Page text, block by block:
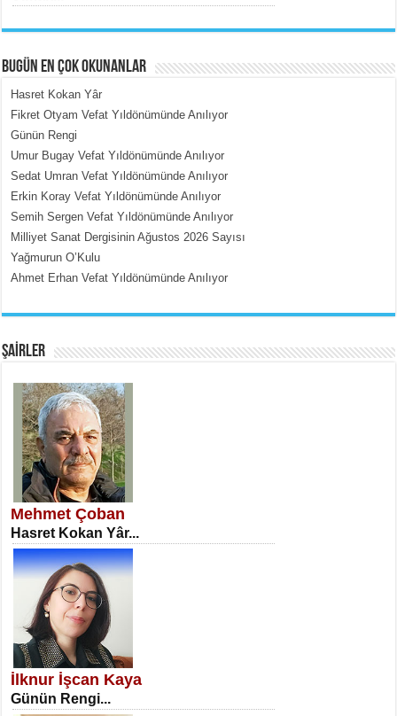
MEHMET ÇOBAN
İçerdeki Put Dışardaki Maskeler...
SATILMIŞ ÜMİT ÇETİNKAYA
Erkenlik...
NECLA DİLEK ARSLAN
Öğretmenler Günü Mahkemesi...
BUGÜN EN ÇOK OKUNANLAR
Hasret Kokan Yâr
Fikret Otyam Vefat Yıldönümünde Anılıyor
Günün Rengi
Umur Bugay Vefat Yıldönümünde Anılıyor
Sedat Umran Vefat Yıldönümünde Anılıyor
Erkin Koray Vefat Yıldönümünde Anılıyor
Semih Sergen Vefat Yıldönümünde Anılıyor
Milliyet Sanat Dergisinin Ağustos 2026 Sayısı
Yağmurun O’Kulu
Ahmet Erhan Vefat Yıldönümünde Anılıyor
ŞAİRLER
Mehmet Çoban
Hasret Kokan Yâr...
İlknur İşcan Kaya
Günün Rengi...